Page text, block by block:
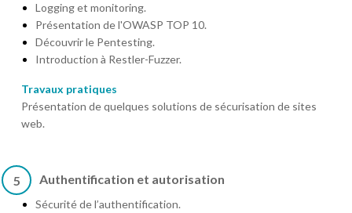
Logging et monitoring.
Présentation de l'OWASP TOP 10.
Découvrir le Pentesting.
Introduction à Restler-Fuzzer.
Travaux pratiques
Présentation de quelques solutions de sécurisation de sites
web.
5 Authentification et autorisation
Sécurité de l’authentification.